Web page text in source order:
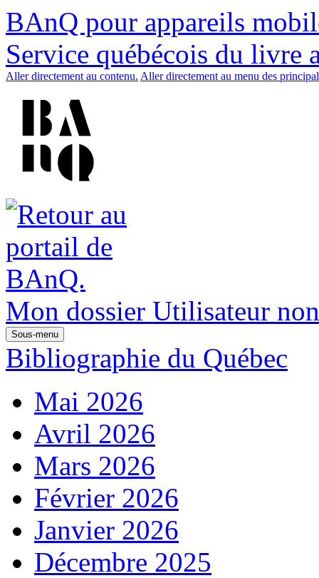
BAnQ pour appareils
Service québécois du livre
Aller directement au contenu. Aller directement au menu des
Mon dossier Utilisateur
Sous-menu
Bibliographie du Québec
Mai 2026
Avril 2026
Mars 2026
Février 2026
Janvier 2026
Décembre 2025